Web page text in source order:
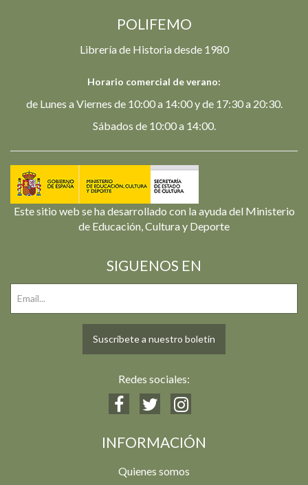
POLIFEMO
Librería de Historia desde 1980
Horario comercial de verano:
de Lunes a Viernes de 10:00 a 14:00 y de 17:30 a 20:30.
Sábados de 10:00 a 14:00.
Este sitio web se ha desarrollado con la ayuda del Ministerio
de Educación, Cultura y Deporte
SIGUENOS EN
Suscríbete a nuestro boletín
Redes sociales:
INFORMACIÓN
Quienes somos